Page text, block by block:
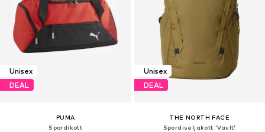
Unisex
DEAL
PUMA
Spordikott
Unisex
DEAL
THE NORTH FACE
Spordiseljakott 'Vault'